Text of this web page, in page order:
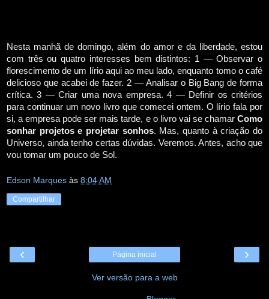
Nesta manhã de domingo, além do amor e da liberdade, estou
com três ou quatro interesses bem distintos: 1 — Observar o
florescimento de um lírio aqui ao meu lado, enquanto tomo o café
delicioso que acabei de fazer. 2 — Analisar o Big Bang de forma
crítica. 3 — Criar uma nova empresa. 4 — Definir os critérios
para continuar um novo livro que comecei ontem. O lírio fala por
si, a empresa pode ser mais tarde, e o livro vai se chamar Como
sonhar projetos e projetar sonhos. Mas, quanto à criação do
Universo, ainda tenho certas dúvidas. Veremos. Antes, acho que
vou tomar um pouco de Sol.
Edson Marques às 8:04 AM
Compartilhar
‹ ›
Página inicial
Ver versão para a web